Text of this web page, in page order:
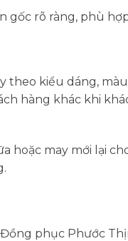
rõ ràng, phù
kiểu dáng,
hàng khác khi
hoặc may mới lại
phục Phước